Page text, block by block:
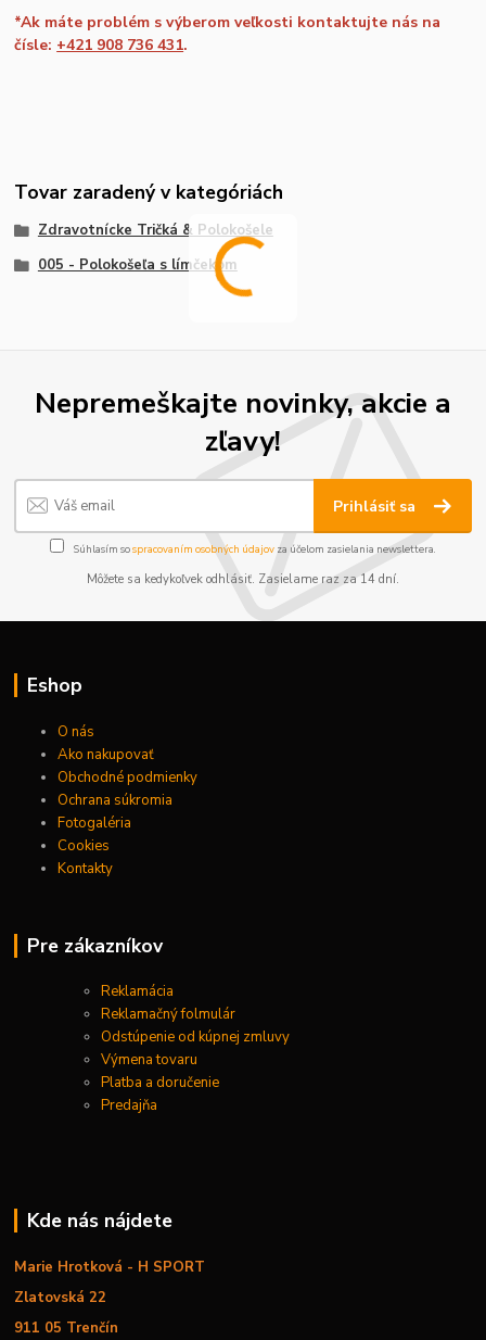
*Ak máte problém s výberom veľkosti kontaktujte nás na
čísle: +421 908 736 431.
Tovar zaradený v kategóriách
Zdravotnícke Tričká & Polokošele
005 - Polokošeľa s límčekom
Nepremeškajte novinky, akcie a
zľavy!
Prihlásiť sa
Súhlasím sospracovaním osobných údajov za účelom zasielania newslettera.
Môžete sa kedykoľvek odhlásiť. Zasielame raz za 14 dní.
Eshop
O nás
Ako nakupovať
Obchodné podmienky
Ochrana súkromia
Fotogaléria
Cookies
Kontakty
Pre zákazníkov
Reklamácia
Reklamačný folmulár
Odstúpenie od kúpnej zmluvy
Výmena tovaru
Platba a doručenie
Predajňa
Kde nás nájdete
Marie Hrotková - H SPORT
Zlatovská 22
911 05 Trenčín